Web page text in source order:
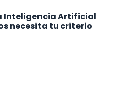
Inteligencia Artificial
necesita tu criterio